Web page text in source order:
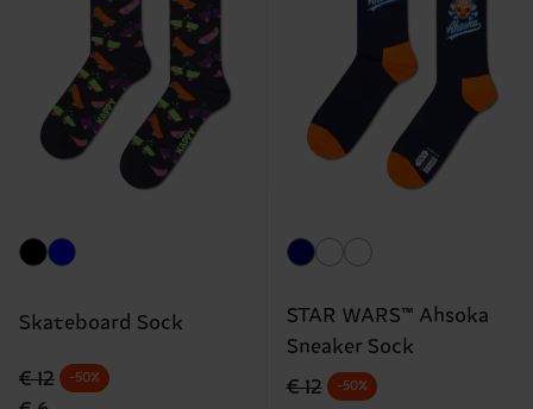
Skateboard Sock
Originalpreis
€ 12
Reduzierter Preis
-50%
STAR WARS™ Ahsoka
Sneaker Sock
Originalpreis
€ 12
Reduzierter Preis
-50%